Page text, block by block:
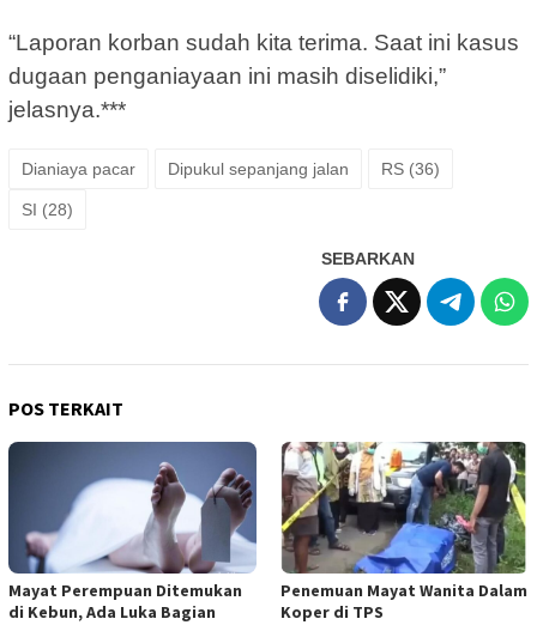
“Laporan korban sudah kita terima. Saat ini kasus
dugaan penganiayaan ini masih diselidiki,”
jelasnya.***
Dianiaya pacar Dipukul sepanjang jalan RS (36)
SI (28)
SEBARKAN
POS TERKAIT
Mayat Perempuan Ditemukan
di Kebun, Ada Luka Bagian
Penemuan Mayat Wanita Dalam
Koper di TPS